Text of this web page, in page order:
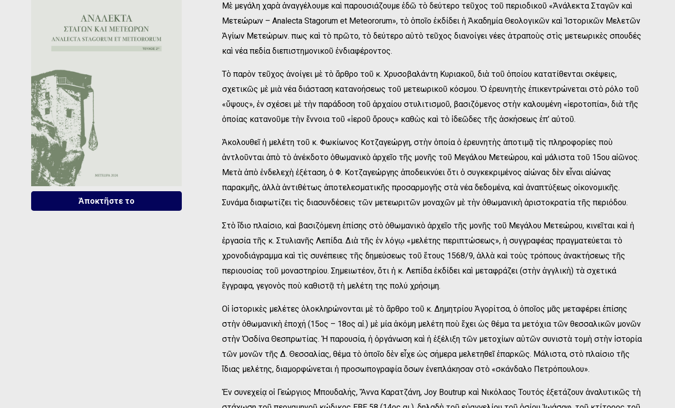
Ἀποκτῆστε το
Μὲ μεγάλη χαρὰ ἀναγγέλουμε καὶ παρουσιάζουμε ἐδῶ τὸ δεύτερο τεῦχος τοῦ περιοδικοῦ «Ἀνάλεκτα Σταγῶν καὶ
Μετεώρων – Analecta Stagorum et Meteororum», τὸ ὁποῖο ἐκδίδει ἡ Ἀκαδημία Θεολογικῶν καὶ Ἱστορικῶν Μελετῶν
Ἁγίων Μετεώρων. Ὅπως καὶ τὸ πρῶτο, τὸ δεύτερο αὐτὸ τεῦχος διανοίγει νέες ἀτραποὺς στὶς μετεωρικὲς σπουδές
καὶ νέα πεδία διεπιστημονικοῦ ἐνδιαφέροντος.
Τὸ παρὸν τεῦχος ἀνοίγει μὲ τὸ ἄρθρο τοῦ κ. Χρυσοβαλάντη Κυριακοῦ, διὰ τοῦ ὁποίου κατατίθενται σκέψεις,
σχετικῶς μὲ μιὰ νέα διάσταση κατανοήσεως τοῦ μετεωρικοῦ κόσμου. Ὁ ἐρευνητὴς ἐπικεντρώνεται στὸ ρόλο τοῦ
«ὕψους», ἐν σχέσει μὲ τὴν παράδοση τοῦ ἀρχαίου στυλιτισμοῦ, βασιζόμενος στὴν καλουμένη «ἱεροτοπία», διὰ τῆς
ὁποίας κατανοῦμε τὴν ἔννοια τοῦ «ἱεροῦ ὄρους» καθὼς καὶ τὸ ἰδεῶδες τῆς ἀσκήσεως ἐπ’ αὐτοῦ.
Ἀκολουθεῖ ἡ μελέτη τοῦ κ. Φωκίωνος Κοτζαγεώργη, στὴν ὁποία ὁ ἐρευνητὴς ἀποτιμᾷ τὶς πληροφορίες ποὺ
ἀντλοῦνται ἀπὸ τὸ ἀνέκδοτο ὀθωμανικὸ ἀρχεῖο τῆς μονῆς τοῦ Μεγάλου Μετεώρου, καὶ μάλιστα τοῦ 15ου αἰῶνος.
Μετὰ ἀπὸ ἐνδελεχὴ ἐξέταση, ὁ Φ. Κοτζαγεώργης ἀποδεικνύει ὅτι ὁ συγκεκριμένος αἰώνας δὲν εἶναι αἰώνας
παρακμῆς, ἀλλὰ ἀντιθέτως ἀποτελεσματικῆς προσαρμογῆς στὰ νέα δεδομένα, καὶ ἀναπτύξεως οἰκονομικῆς.
Συνάμα διαφωτίζει τὶς διασυνδέσεις τῶν μετεωριτῶν μοναχῶν μὲ τὴν ὀθωμανικὴ ἀριστοκρατία τῆς περιόδου.
Στὸ ἴδιο πλαίσιο, καὶ βασιζόμενη ἐπίσης στὸ ὀθωμανικὸ ἀρχεῖο τῆς μονῆς τοῦ Μεγάλου Μετεώρου, κινεῖται καὶ ἡ
ἐργασία τῆς κ. Στυλιανῆς Λεπίδα. Διὰ τῆς ἐν λόγῳ «μελέτης περιπτώσεως», ἡ συγγραφέας πραγματεύεται τὸ
χρονοδιάγραμμα καὶ τὶς συνέπειες τῆς δημεύσεως τοῦ ἔτους 1568/9, ἀλλὰ καὶ τοὺς τρόπους ἀνακτήσεως τῆς
περιουσίας τοῦ μοναστηρίου. Σημειωτέον, ὅτι ἡ κ. Λεπίδα ἐκδίδει καὶ μεταφράζει (στὴν ἀγγλικὴ) τὰ σχετικά
ἔγγραφα, γεγονὸς ποὺ καθιστᾷ τὴ μελέτη της πολύ χρήσιμη.
Οἱ ἱστορικὲς μελέτες ὁλοκληρώνονται μὲ τὸ ἄρθρο τοῦ κ. Δημητρίου Ἀγορίτσα, ὁ ὁποῖος μᾶς μεταφέρει ἐπίσης
στὴν ὀθωμανικὴ ἐποχή (15ος – 18ος αἰ.) μὲ μία ἀκόμη μελέτη ποὺ ἔχει ὡς θέμα τα μετόχια τῶν θεσσαλικῶν μονῶν
στὴν Ὀσδίνα Θεσπρωτίας. Ἡ παρουσία, ἡ ὀργάνωση καὶ ἡ ἐξέλιξη τῶν μετοχίων αὐτῶν συνιστὰ τομὴ στὴν ἱστορία
τῶν μονῶν τῆς Δ. Θεσσαλίας, θέμα τὸ ὁποῖο δὲν εἶχε ὡς σήμερα μελετηθεῖ ἐπαρκῶς. Μάλιστα, στὸ πλαίσιο τῆς
ἴδιας μελέτης, διαμορφώνεται ἡ προσωπογραφία ὅσων ἐνεπλάκησαν στὸ «σκάνδαλο Πετρόπουλου».
Ἐν συνεχείᾳ οἱ Γεώργιος Μπουδαλής, Ἄννα Καρατζάνη, Joy Boutrup καὶ Νικόλαος Τουτός ἐξετάζουν ἀναλυτικῶς τὴ